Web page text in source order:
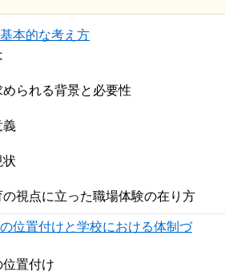
本的な考え方
められる背景と必要性
義
状
の視点に立った職場体験の在り方
位置付けと学校における体制づ
位置付け